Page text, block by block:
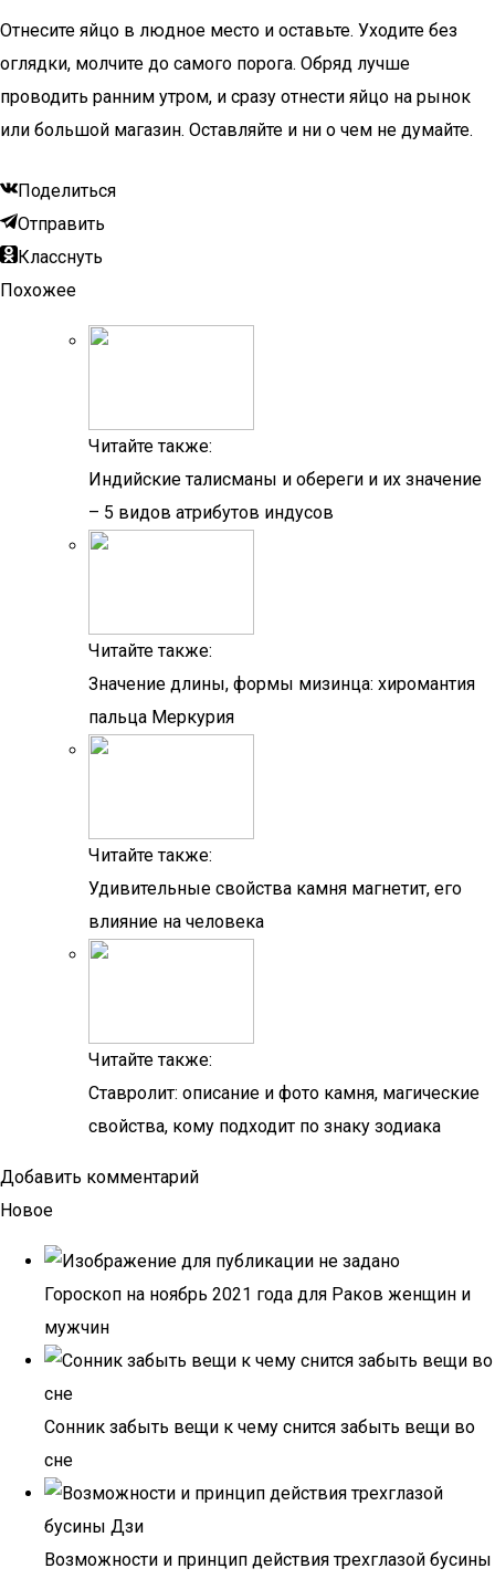
Отнесите яйцо в людное место и оставьте. Уходите без
оглядки, молчите до самого порога. Обряд лучше
проводить ранним утром, и сразу отнести яйцо на рынок
или большой магазин. Оставляйте и ни о чем не думайте.
Поделиться
Отправить
Класснуть
Похожее
Читайте также:
Индийские талисманы и обереги и их значение
– 5 видов атрибутов индусов
Читайте также:
Значение длины, формы мизинца: хиромантия
пальца Меркурия
Читайте также:
Удивительные свойства камня магнетит, его
влияние на человека
Читайте также:
Ставролит: описание и фото камня, магические
свойства, кому подходит по знаку зодиака
Добавить комментарий
Новое
Гороскоп на ноябрь 2021 года для Раков женщин и
мужчин
Сонник забыть вещи к чему снится забыть вещи во
сне
Возможности и принцип действия трехглазой бусины